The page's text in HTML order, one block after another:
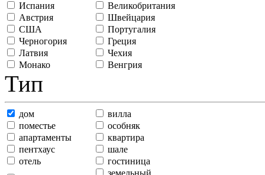
Испания
Великобритания
Австрия
Швейцария
США
Португалия
Черногория
Греция
Латвия
Чехия
Монако
Венгрия
Тип
дом
вилла
поместье
особняк
апартаменты
квартира
пентхаус
шале
отель
гостиница
земельный